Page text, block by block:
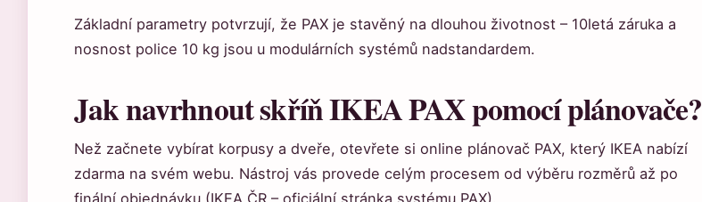
Základní parametry potvrzují, že PAX je stavěný na dlouhou životnost – 10letá záruka a
nosnost police 10 kg jsou u modulárních systémů nadstandardem.
Jak navrhnout skříň IKEA PAX pomocí plánovače?
Než začnete vybírat korpusy a dveře, otevřete si online plánovač PAX, který IKEA nabízí
zdarma na svém webu. Nástroj vás provede celým procesem od výběru rozměrů až po
finální objednávku (IKEA ČR – oficiální stránka systému PAX).